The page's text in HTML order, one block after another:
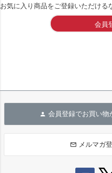
お気に入り商品をご登録いただける
会員
会員登録でお買い物
メルマガ